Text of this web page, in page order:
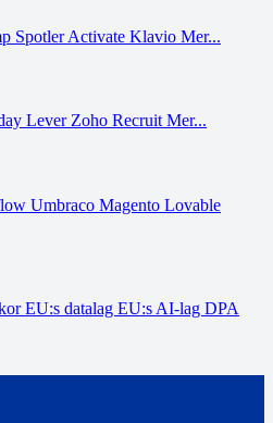
Spotler Activate Klavio Mer...
Lever Zoho Recruit Mer...
Umbraco Magento Lovable
EU:s datalag EU:s AI-lag DPA